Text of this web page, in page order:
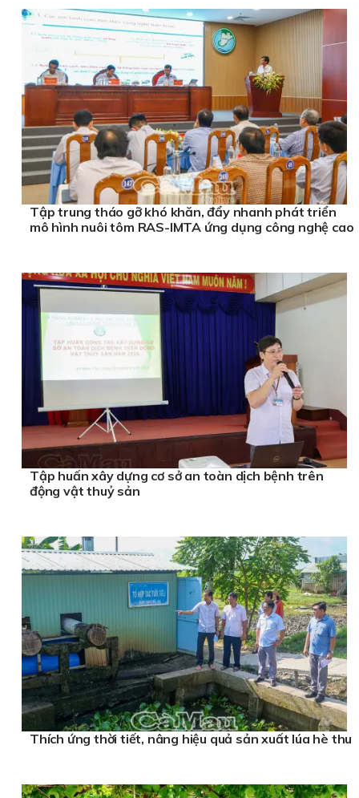
Tập trung tháo gỡ khó khăn, đẩy nhanh phát triển
mô hình nuôi tôm RAS-IMTA ứng dụng công nghệ cao
Tập huấn xây dựng cơ sở an toàn dịch bệnh trên
động vật thuỷ sản
Thích ứng thời tiết, nâng hiệu quả sản xuất lúa hè thu